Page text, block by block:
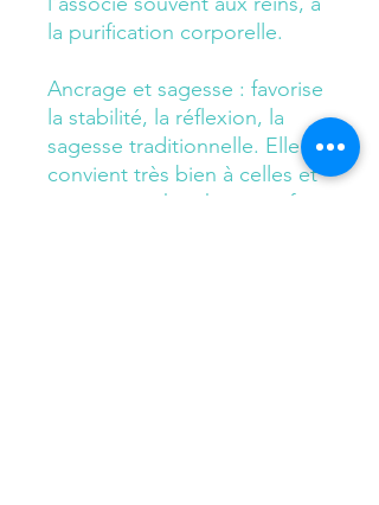
la purification corporelle.
Ancrage et sagesse : favorise
la stabilité, la réflexion, la
sagesse traditionnelle. Elle
convient très bien à celles et
ceux qui recherchent confort,